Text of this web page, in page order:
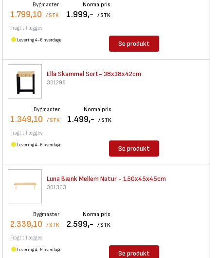
Bygmaster
1.799,10 / STK
Normalpris
1.999,- / STK
Fragt tillægges
Levering 4-6 hverdage Se produkt
Ella Skammel Sort- 38x38x42cm
301295
Bygmaster
1.349,10 / STK
Normalpris
1.499,- / STK
Fragt tillægges
Levering 4-6 hverdage Se produkt
Luna Bænk Mellem Natur - 150x45x45cm
301303
Bygmaster
2.339,10 / STK
Normalpris
2.599,- / STK
Fragt tillægges
Levering 4-6 hverdage Se produkt